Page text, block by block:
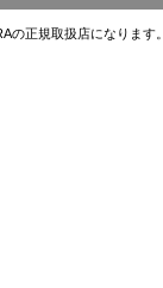
正規取扱店になります。